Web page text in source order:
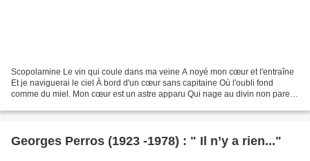
Scopolamine Le vin qui coule dans ma veine A noyé mon cœur et l'entraîne
Et je naviguerai le ciel À bord d'un cœur sans capitaine Où l'oubli fond
comme du miel. Mon cœur est un astre apparu Qui nage au divin non pareil.
Georges Perros (1923 -1978) : " Il n’y a rien..."